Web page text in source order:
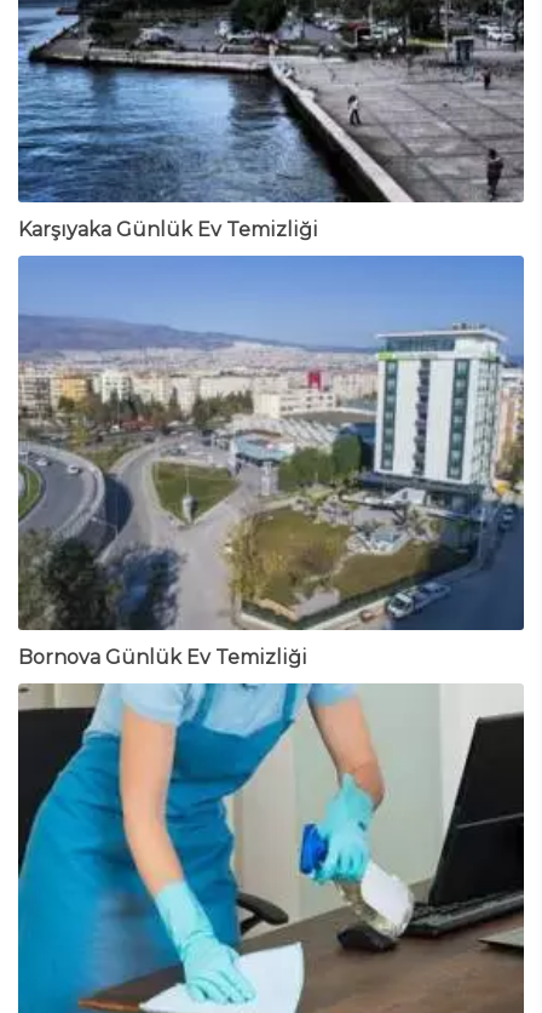
Karşıyaka Günlük Ev Temizliği
Bornova Günlük Ev Temizliği